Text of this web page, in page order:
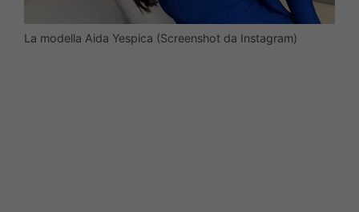
La modella Aida Yespica (Screenshot da Instagram)